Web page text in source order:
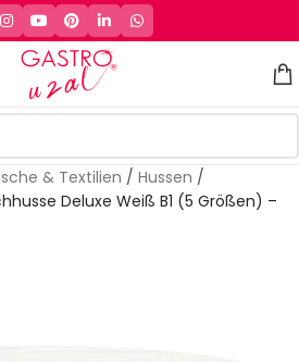
& Textilien / Hussen /
Deluxe Weiß B1 (5 Größen) –